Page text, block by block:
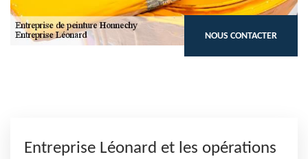
NOUS CONTACTER
Entreprise Léonard et les opérations